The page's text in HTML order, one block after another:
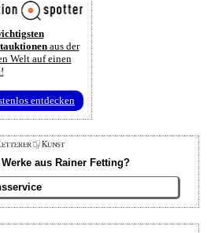
aus der
Welt auf einen
entdecken
aus Rainer Fetting?